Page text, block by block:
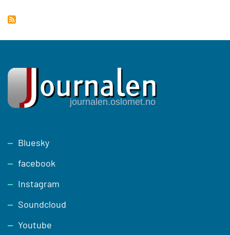
Footer
Bluesky
facebook
Instagram
Soundcloud
Youtube